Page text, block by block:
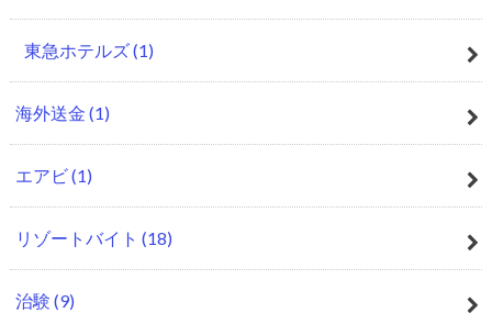
東急ホテルズ(1)
海外送金 (1)
エアビ(1)
リゾートバイト (18)
治験 (9)